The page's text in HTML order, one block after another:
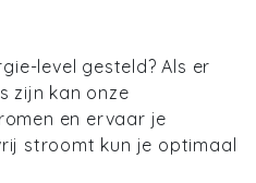
level gesteld? Als er
zijn kan onze
en ervaar je
stroomt kun je optimaal